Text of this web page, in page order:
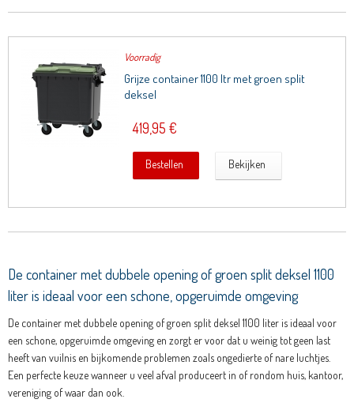
Voorradig
Grijze container 1100 ltr met groen split
deksel
419,95 €
Bestellen Bekijken
De container met dubbele opening of groen split deksel 1100
liter is ideaal voor een schone, opgeruimde omgeving
De container met dubbele opening of groen split deksel 1100 liter is ideaal voor
een schone, opgeruimde omgeving en zorgt er voor dat u weinig tot geen last
heeft van vuilnis en bijkomende problemen zoals ongedierte of nare luchtjes.
Een perfecte keuze wanneer u veel afval produceert in of rondom huis, kantoor,
vereniging of waar dan ook.